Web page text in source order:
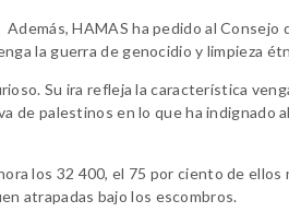
Además, HAMAS ha pedido al Consejo
la guerra de genocidio y limpieza
Su ira refleja la característica
de palestinos en lo que ha indignado
los 32 400, el 75 por ciento de ellos
atrapadas bajo los escombros.